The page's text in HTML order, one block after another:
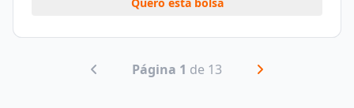
Página 1 de 13